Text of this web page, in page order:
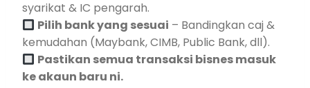
syarikat & IC pengarah.
Pilih bank yang sesuai – Bandingkan caj &
kemudahan (Maybank, CIMB, Public Bank, dll).
Pastikan semua transaksi bisnes masuk
ke akaun baru ni.